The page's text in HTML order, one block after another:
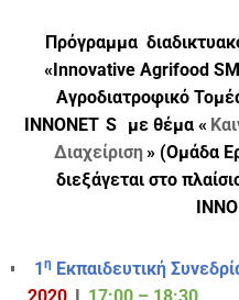
Πρόγραμμα
«Innovative Agrifood
Αγροδιατροφικό
ΙΝΝΟΝΕΤ S με θέμα «
Διαχείριση » (Ομάδα
διεξάγεται στο
1η Εκπαιδευτική